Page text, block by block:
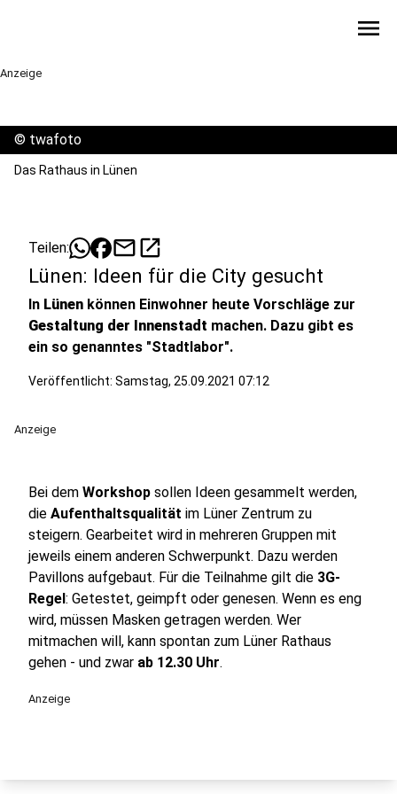
menu
Anzeige
© twafoto
Das Rathaus in Lünen
Teilen: mailopen_in_new
Lünen: Ideen für die City gesucht
In Lünen können Einwohner heute Vorschläge zur
Gestaltung der Innenstadt machen. Dazu gibt es
ein so genanntes "Stadtlabor".
Veröffentlicht: Samstag, 25.09.2021 07:12
Anzeige
Bei dem Workshop sollen Ideen gesammelt werden,
die Aufenthaltsqualität im Lüner Zentrum zu
steigern. Gearbeitet wird in mehreren Gruppen mit
jeweils einem anderen Schwerpunkt. Dazu werden
Pavillons aufgebaut. Für die Teilnahme gilt die 3G-
Regel: Getestet, geimpft oder genesen. Wenn es eng
wird, müssen Masken getragen werden. Wer
mitmachen will, kann spontan zum Lüner Rathaus
gehen - und zwar ab 12.30 Uhr.
Anzeige